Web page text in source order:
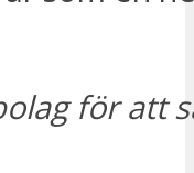
för att